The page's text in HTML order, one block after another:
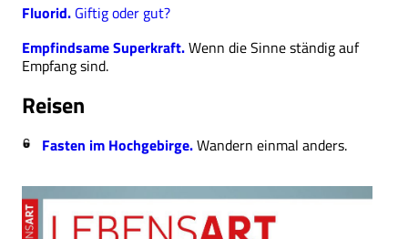
Fluorid. Giftig oder gut?
Empfindsame Superkraft.Wenn die Sinne ständig auf
Empfang sind.
Reisen
Fasten im Hochgebirge.Wandern einmal anders.